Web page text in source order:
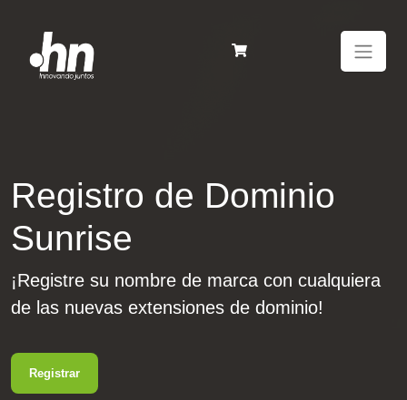
Registro de Dominio
Sunrise
¡Registre su nombre de marca con cualquiera
de las nuevas extensiones de dominio!
Registrar